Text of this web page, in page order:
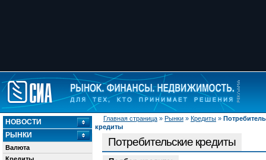
Главная страница » Рынки » Кредиты »
кредиты
НОВОСТИ
РЫНКИ
Валюта
Потребительские кредиты